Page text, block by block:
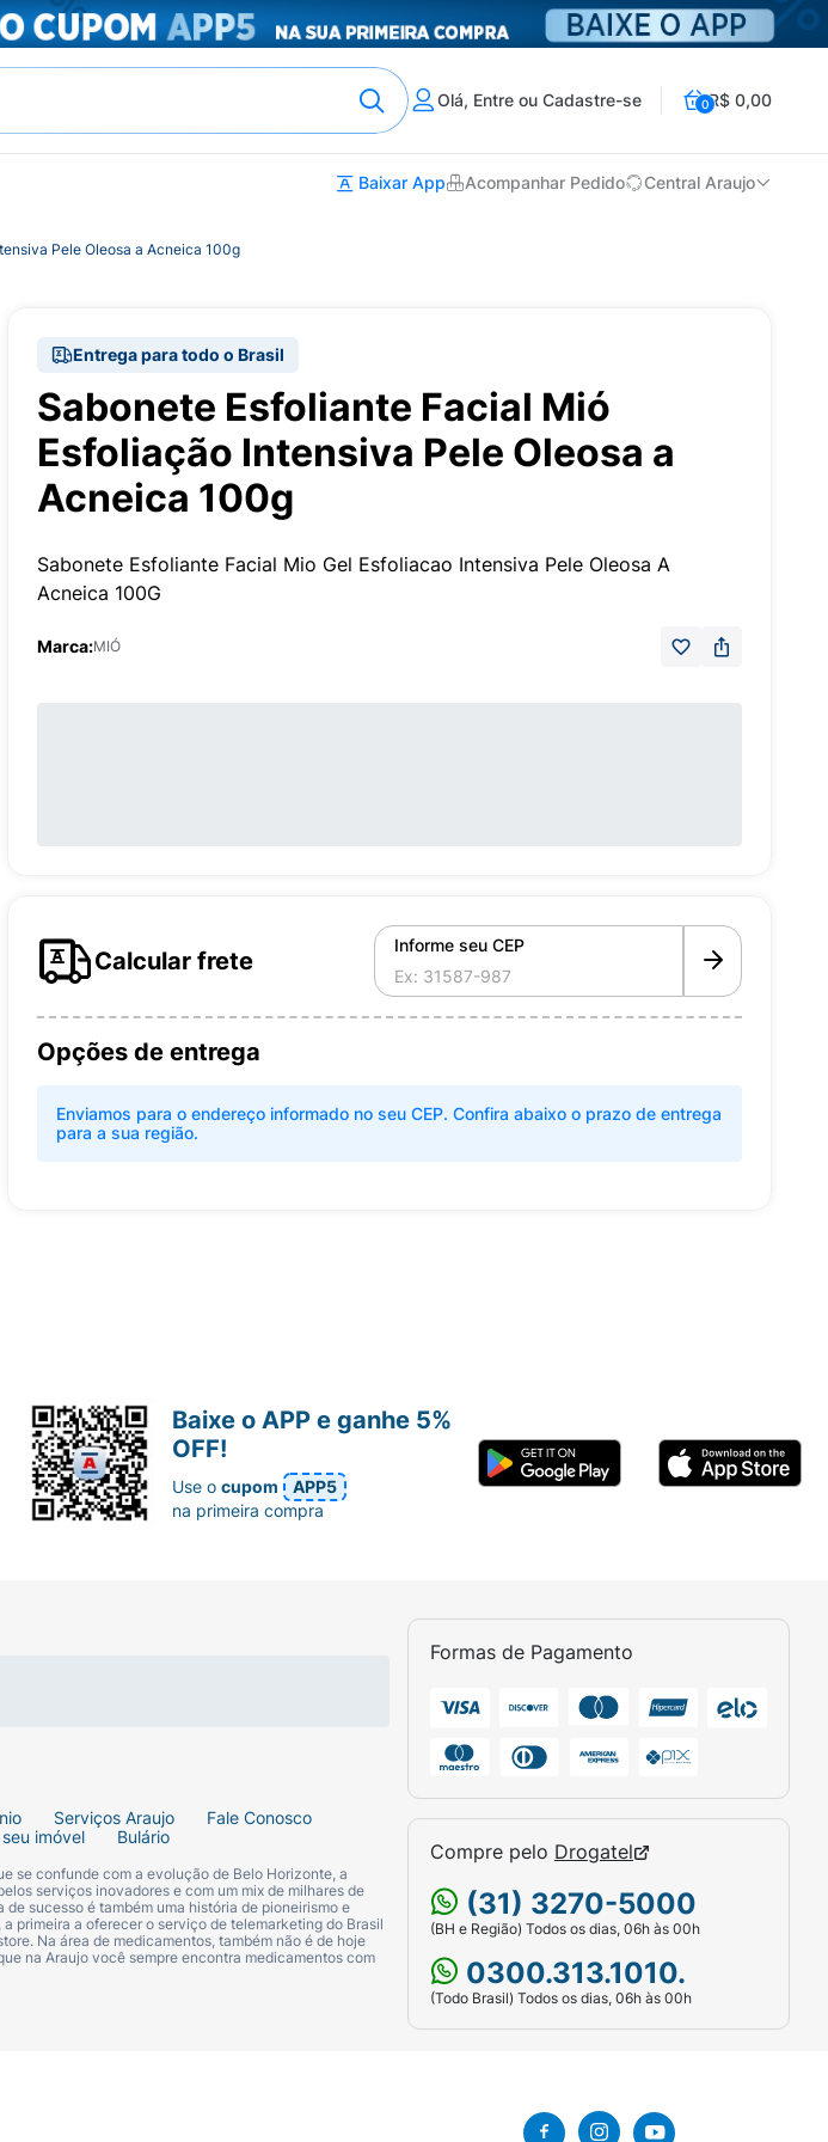
Olá, Entre ou Cadastre-se 0R$ 0,00
Baixar App Acompanhar Pedido Central Araujo
Pele Oleosa a Acneica 100g
Entrega para todo o Brasil
Sabonete Esfoliante Facial Mió
Esfoliação Intensiva Pele Oleosa a
Acneica 100g
Sabonete Esfoliante Facial Mio Gel Esfoliacao Intensiva Pele Oleosa A
Acneica 100G
Marca:MIÓ
Calcular frete
Informe seu CEP
Opções de entrega
Enviamos para o endereço informado no seu CEP. Confira abaixo o prazo de entrega
para a sua região.
Serviços Araujo
Fale Conosco
imóvel Bulário
se confunde com a evolução de Belo Horizonte, a
serviços inovadores e com um mix de milhares de
sucesso é também uma história de pioneirismo e
primeira a oferecer o serviço de telemarketing do Brasil
Na área de medicamentos, também não é de hoje
na Araujo você sempre encontra medicamentos com
Formas de Pagamento
Compre pelo Drogatel
(31) 3270-5000
(BH e Região) Todos os dias, 06h às 00h
0300.313.1010.
(Todo Brasil) Todos os dias, 06h às 00h
Baixe o APP e ganhe 5%
OFF!
Use ocupom
APP5
na primeira compra